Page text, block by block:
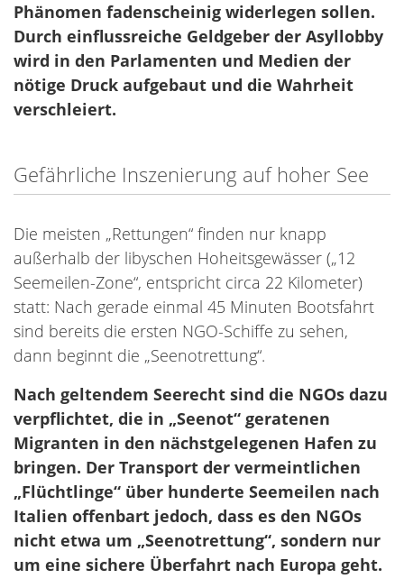
Phänomen fadenscheinig widerlegen sollen.
Durch einflussreiche Geldgeber der Asyllobby
wird in den Parlamenten und Medien der
nötige Druck aufgebaut und die Wahrheit
verschleiert.
Gefährliche Inszenierung auf hoher See
Die meisten „Rettungen“ finden nur knapp
außerhalb der libyschen Hoheitsgewässer („12
Seemeilen-Zone“, entspricht circa 22 Kilometer)
statt: Nach gerade einmal 45 Minuten Bootsfahrt
sind bereits die ersten NGO-Schiffe zu sehen,
dann beginnt die „Seenotrettung“.
Nach geltendem Seerecht sind die NGOs dazu
verpflichtet, die in „Seenot“ geratenen
Migranten in den nächstgelegenen Hafen zu
bringen. Der Transport der vermeintlichen
„Flüchtlinge“ über hunderte Seemeilen nach
Italien offenbart jedoch, dass es den NGOs
nicht etwa um „Seenotrettung“, sondern nur
um eine sichere Überfahrt nach Europa geht.